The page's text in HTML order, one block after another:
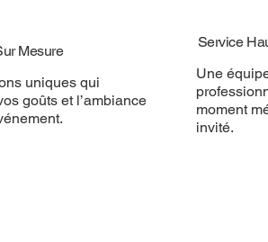
Mesure
uniques qui
goûts et l’ambiance
Service
Une
moment
invité.